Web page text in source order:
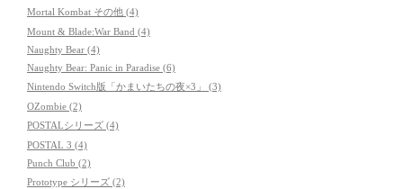
Mortal Kombat その他 (4)
Mount & Blade:War Band (4)
Naughty Bear (4)
Naughty Bear: Panic in Paradise (6)
Nintendo Switch版「かまいたちの夜×3」 (3)
OZombie (2)
POSTALシリーズ (4)
POSTAL 3 (4)
Punch Club (2)
Prototype シリーズ (2)